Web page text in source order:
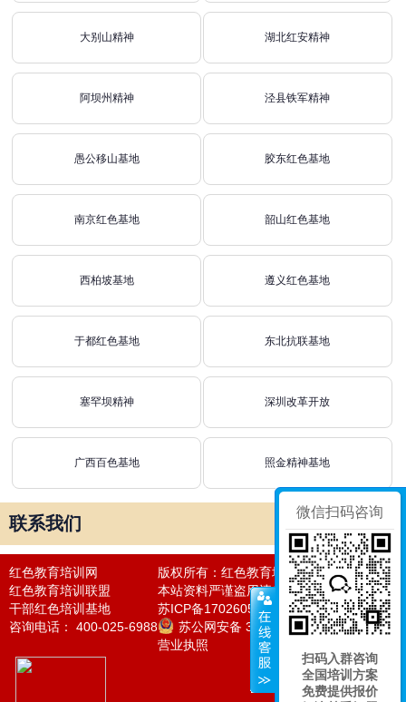
大别山精神 湖北红安精神
阿坝州精神 泾县铁军精神
愚公移山基地 胶东红色基地
南京红色基地 韶山红色基地
西柏坡基地 遵义红色基地
于都红色基地 东北抗联基地
塞罕坝精神 深圳改革开放
广西百色基地 照金精神基地
联系我们
微信扫码咨询
扫码入群咨询
全国培训方案
免费提供报价
红色教育培训网
红色教育培训联盟
干部红色培训基地
咨询电话： 400-025-6988
版权所有：红色教育培训网
本站资料严谨盗用违者必究法律责任
苏ICP备17026050号-20
苏公网安备 32011302320976号
营业执照